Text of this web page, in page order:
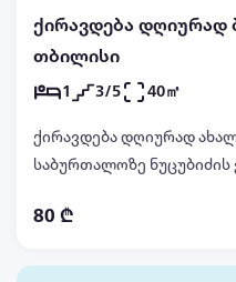
ქირავდება დღიურად
თბილისი
1 3/5 40㎡
ქირავდება დღიურად
საბურთალოზე ნუცუბიძის
80 ₾